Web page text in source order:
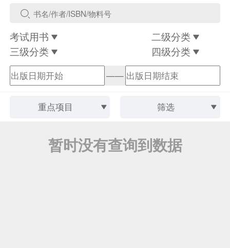
考试用书
二级分类
三级分类
四级分类
——
重点项目 筛选
暂时没有查询到数据